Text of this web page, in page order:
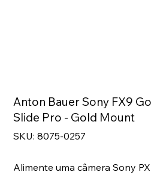
Anton Bauer Sony FX9
Slide Pro - Gold Mount
SKU: SKU
8075-
8075-0257
Alimente uma câmera Sony